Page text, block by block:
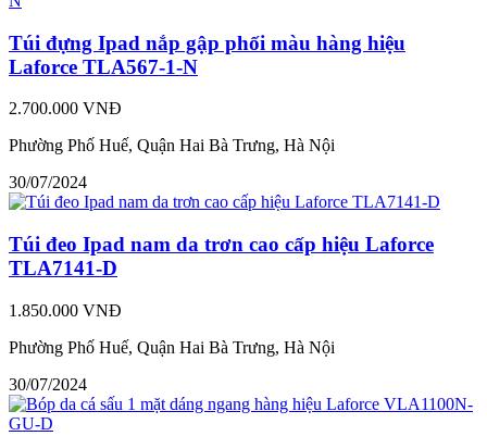
Túi đựng Ipad nắp gập phối màu hàng hiệu
Laforce TLA567-1-N
2.700.000 VNĐ
Phường Phố Huế, Quận Hai Bà Trưng, Hà Nội
30/07/2024
Túi đeo Ipad nam da trơn cao cấp hiệu Laforce
TLA7141-D
1.850.000 VNĐ
Phường Phố Huế, Quận Hai Bà Trưng, Hà Nội
30/07/2024